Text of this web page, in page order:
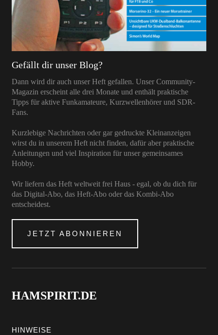
Gefällt dir unser Blog?
Dann wird dir auch unser Heft gefallen. Unser Community-
Magazin erscheint alle drei Monate und enthält praktische
Tipps für aktive Funkamateure, Kurzwellenhörer und SDR-
Fans.
Kurzlebige Nachrichten oder gar gedruckte Kleinanzeigen
wirst du in unserem Heft nicht finden, dafür aber praktische
Anleitungen und viel Inspiration für unser gemeinsames
Hobby.
Wir liefern das Heft weltweit frei Haus - egal, ob du dich für
das Digital-Abo, das Heft-Abo oder das Kombi-Abo
entscheidest.
JETZT ABONNIEREN
HAMSPIRIT.DE
HINWEISE